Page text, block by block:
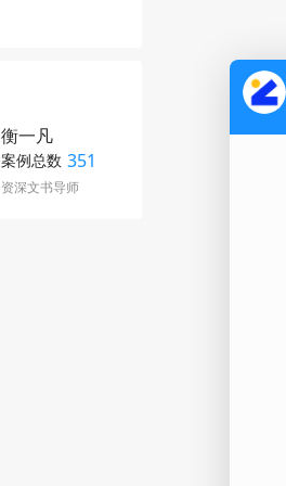
衡一凡
案例总数 351
资深文书导师